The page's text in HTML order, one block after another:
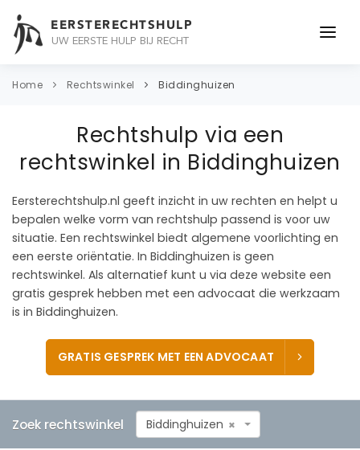
EERSTERECHTSHULP
UW EERSTE HULP BIJ RECHT
ONDERWERPEN
ADVOCAAT
CONTACT
Home Rechtswinkel Biddinghuizen
Rechtshulp via een
rechtswinkel in Biddinghuizen
Eersterechtshulp.nl geeft inzicht in uw rechten en helpt u
bepalen welke vorm van rechtshulp passend is voor uw
situatie. Een rechtswinkel biedt algemene voorlichting en
een eerste oriëntatie. In Biddinghuizen is geen
rechtswinkel. Als alternatief kunt u via deze website een
gratis gesprek hebben met een advocaat die werkzaam
is in Biddinghuizen.
GRATIS GESPREK MET EEN ADVOCAAT
Zoek rechtswinkel ×
Biddinghuizen